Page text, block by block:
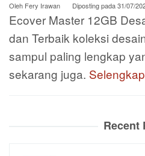
Oleh Fery Irawan Diposting pada31/07/
Ecover Master 12GB
dan Terbaik koleksi
sampul paling lengkap
sekarang juga.
Recent